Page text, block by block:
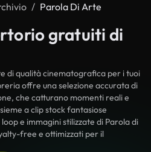
Parola Di Arte
gratuiti di
di qualità cinematografica per i tuoi
offre una selezione accurata di
che catturano momenti reali e
a clip stock fantasiose
e immagini stilizzate di Parola di
free e ottimizzati per il